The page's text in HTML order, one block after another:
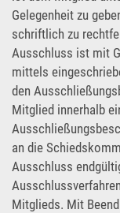
Gelegenheit zu
schriftlich zu
Ausschluss ist mit
mittels
den
Mitglied innerhalb
an die
Ausschluss
Mitglieds. Mit